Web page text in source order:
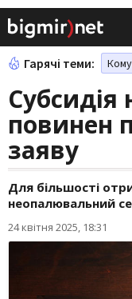
Гарячі теми:
Субсидія
повинен
заяву
Для більшості
неопалювальний
24 квітня 2025, 18:31